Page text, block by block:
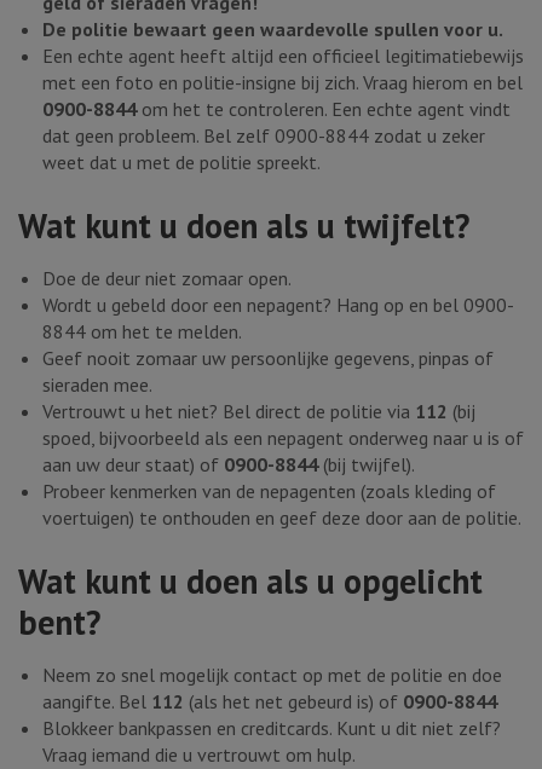
De politie bewaart geen waardevolle spullen voor u.
Een echte agent heeft altijd een officieel legitimatiebewijs
met een foto en politie-insigne bij zich. Vraag hierom en bel
0900-8844om het te controleren. Een echte agent vindt
dat geen probleem. Bel zelf 0900-8844 zodat u zeker
weet dat u met de politie spreekt.
Wat kunt u doen als u twijfelt?
Doe de deur niet zomaar open.
Wordt u gebeld door een nepagent? Hang op en bel 0900-
8844 om het te melden.
Geef nooit zomaar uw persoonlijke gegevens, pinpas of
sieraden mee.
Vertrouwt u het niet? Bel direct de politie via 112 (bij
spoed, bijvoorbeeld als een nepagent onderweg naar u is of
aan uw deur staat) of 0900-8844(bij twijfel).
Probeer kenmerken van de nepagenten (zoals kleding of
voertuigen) te onthouden en geef deze door aan de politie.
Wat kunt u doen als u opgelicht
bent?
Neem zo snel mogelijk contact op met de politie en doe
aangifte. Bel 112 (als het net gebeurd is) of 0900-8844
Blokkeer bankpassen en creditcards. Kunt u dit niet zelf?
Vraag iemand die u vertrouwt om hulp.